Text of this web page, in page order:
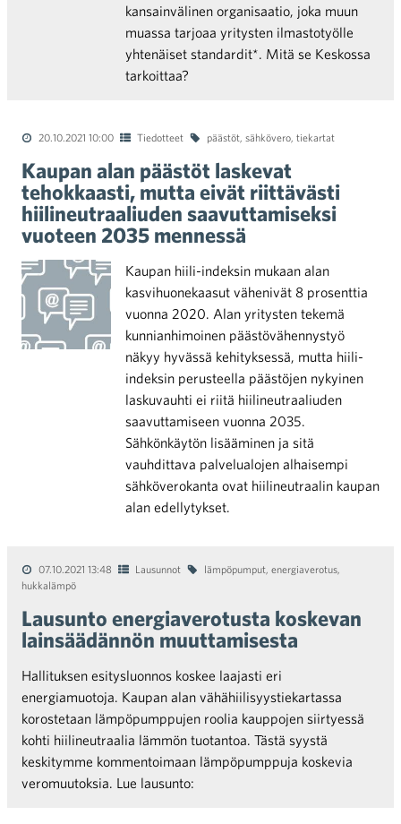
kansainvälinen organisaatio, joka muun
muassa tarjoaa yritysten ilmastotyölle
yhtenäiset standardit*. Mitä se Keskossa
tarkoittaa?
20.10.2021 10:00 Tiedotteet päästöt, sähkövero, tiekartat
Kaupan alan päästöt laskevat
tehokkaasti, mutta eivät riittävästi
hiilineutraaliuden saavuttamiseksi
vuoteen 2035 mennessä
Kaupan hiili-indeksin mukaan alan
kasvihuonekaasut vähenivät 8 prosenttia
vuonna 2020. Alan yritysten tekemä
kunnianhimoinen päästövähennystyö
näkyy hyvässä kehityksessä, mutta hiili-
indeksin perusteella päästöjen nykyinen
laskuvauhti ei riitä hiilineutraaliuden
saavuttamiseen vuonna 2035.
Sähkönkäytön lisääminen ja sitä
vauhdittava palvelualojen alhaisempi
sähköverokanta ovat hiilineutraalin kaupan
alan edellytykset.
07.10.2021 13:48 Lausunnot lämpöpumput, energiaverotus,
hukkalämpö
Lausunto energiaverotusta koskevan
lainsäädännön muuttamisesta
Hallituksen esitysluonnos koskee laajasti eri
energiamuotoja. Kaupan alan vähähiilisyystiekartassa
korostetaan lämpöpumppujen roolia kauppojen siirtyessä
kohti hiilineutraalia lämmön tuotantoa. Tästä syystä
keskitymme kommentoimaan lämpöpumppuja koskevia
veromuutoksia. Lue lausunto: